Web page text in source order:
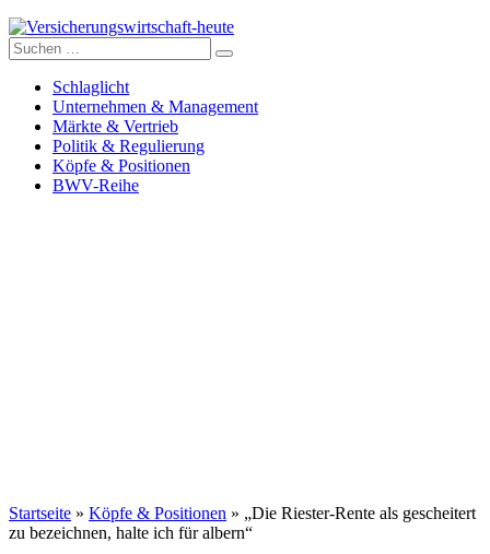
Versicherungswirtschaft-heute
Suche
nach:
Schlaglicht
Unternehmen & Management
Märkte & Vertrieb
Politik & Regulierung
Köpfe & Positionen
BWV-Reihe
Startseite » Köpfe & Positionen » „Die Riester-Rente als gescheitert
zu bezeichnen, halte ich für albern“